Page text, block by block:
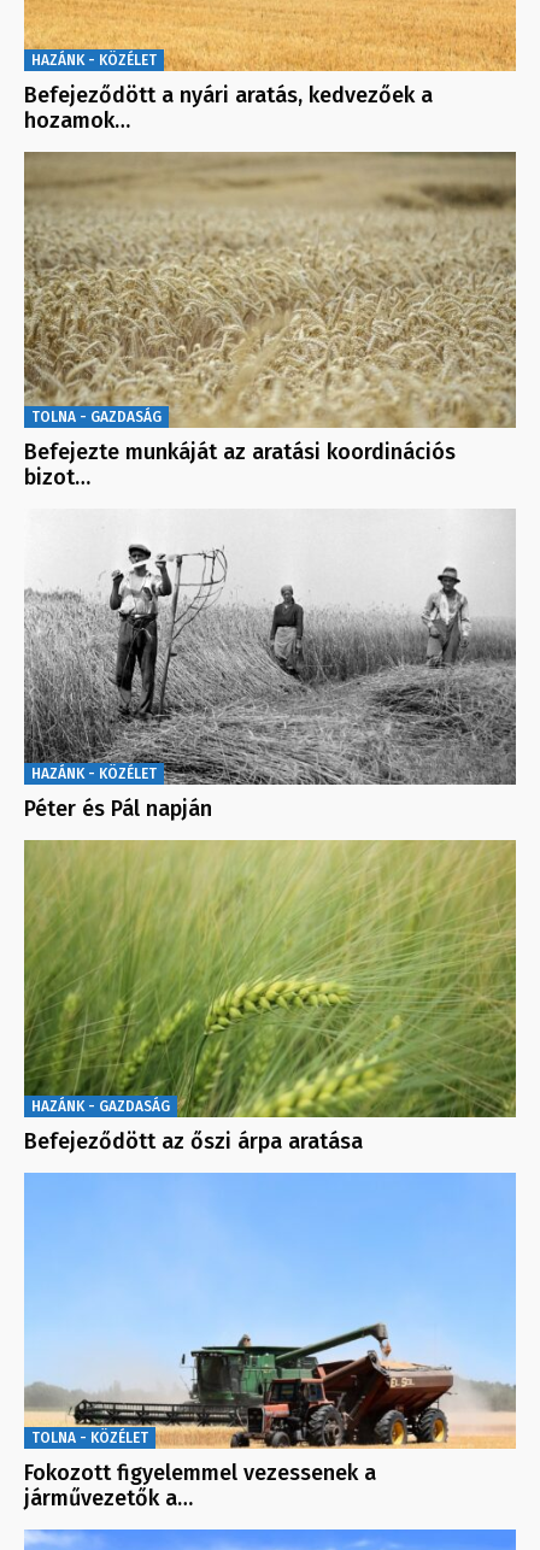
HAZÁNK - KÖZÉLET
Befejeződött a nyári aratás, kedvezőek a
hozamok…
TOLNA - GAZDASÁG
Befejezte munkáját az aratási koordinációs
bizot…
HAZÁNK - KÖZÉLET
Péter és Pál napján
HAZÁNK - GAZDASÁG
Befejeződött az őszi árpa aratása
TOLNA - KÖZÉLET
Fokozott figyelemmel vezessenek a
járművezetők a…